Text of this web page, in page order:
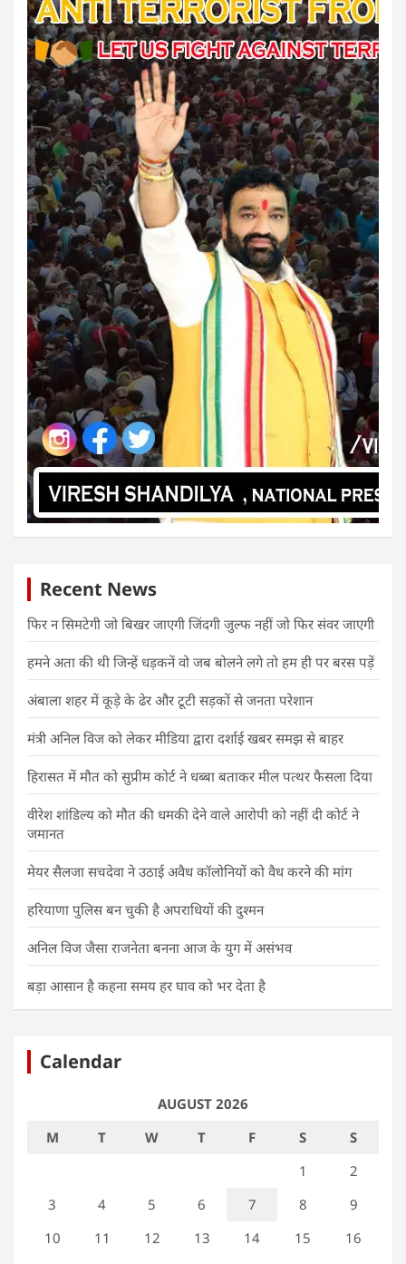
Recent News
फिर न सिमटेगी जो बिखर जाएगी जिंदगी जुल्फ नहीं जो फिर संवर जाएगी
हमने अता की थी जिन्हें धड़कनें वो जब बोलने लगे तो हम ही पर बरस पड़ें
अंबाला शहर में कूड़े के ढेर और टूटी सड़कों से जनता परेशान
मंत्री अनिल विज को लेकर मीडिया द्वारा दर्शाई खबर समझ से बाहर
हिरासत में मौत को सुप्रीम कोर्ट ने धब्बा बताकर मील पत्थर फैसला दिया
वीरेश शांडिल्य को मौत की धमकी देने वाले आरोपी को नहीं दी कोर्ट ने
जमानत
मेयर सैलजा सचदेवा ने उठाई अवैध कॉलोनियों को वैध करने की मांग
हरियाणा पुलिस बन चुकी है अपराधियों की दुश्मन
अनिल विज जैसा राजनेता बनना आज के युग में असंभव
बड़ा आसान है कहना समय हर घाव को भर देता है
Calendar
AUGUST 2026
M
T W T F S
S
1
2
3
4 5 6 7 8
9
10
11 12 13 14 15
16